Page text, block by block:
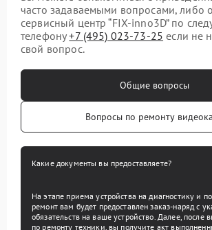
часто задаваемыми вопросами, либо
сервисный центр “FIX-inno3D” по
телефону+7 (495) 023-73-25 если не
свой вопрос.
Общие вопросы
Вопросы по ремонту
Какие документы вы предоставляете?
На этапе приема устройства на диагностику и
ремонт вам будет предоставлен заказ-наряд с
обязательств на ваше устройство. Далее, после
по ремонту техники, вы получите акт